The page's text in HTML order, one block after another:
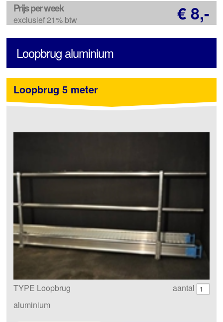
Prijs per week
exclusief 21% btw € 8,-
Loopbrug aluminium
Loopbrug 5 meter
TYPE Loopbrug
aluminium
aantal